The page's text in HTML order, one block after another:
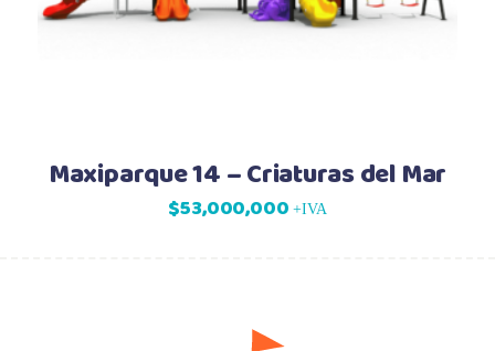
Maxiparque 14 – Criaturas del Mar
$53,000,000 +IVA